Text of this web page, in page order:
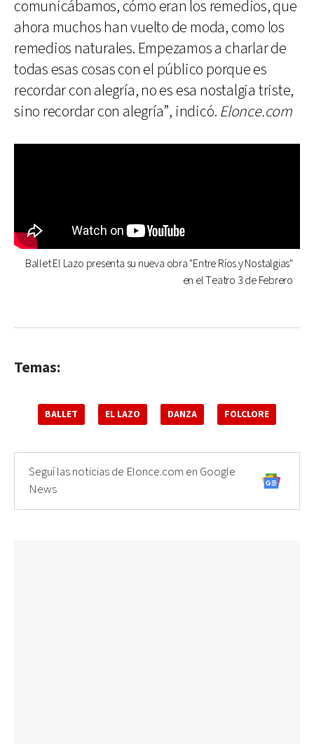
comunicábamos, cómo eran los remedios, que
ahora muchos han vuelto de moda, como los
remedios naturales. Empezamos a charlar de
todas esas cosas con el público porque es
recordar con alegría, no es esa nostalgia triste,
sino recordar con alegría”, indicó. Elonce.com
Ballet El Lazo presenta su nueva obra "Entre Ríos y Nostalgias"
en el Teatro 3 de Febrero
Temas:
BALLET EL LAZO DANZA FOLCLORE
Seguí las noticias de Elonce.com en Google
News